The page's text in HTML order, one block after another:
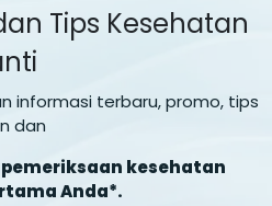
Tips Kesehatan
informasi terbaru, promo, tips
dan
kesehatan
Anda*.